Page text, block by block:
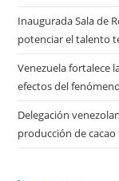
Inaugurada Sala de
potenciar el talento
Venezuela fortalece
efectos del
Delegación
producción de